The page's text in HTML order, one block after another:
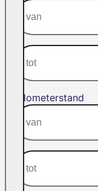
Kilometerstand